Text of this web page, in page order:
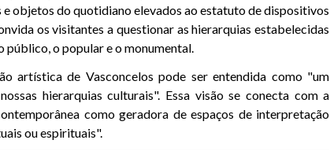
objetos do quotidiano elevados ao estatuto de dispositivos
os visitantes a questionar as hierarquias estabelecidas
público, o popular e o monumental.
artística de Vasconcelos pode ser entendida como "um
hierarquias culturais". Essa visão se conecta com a
como geradora de espaços de interpretação
ou espirituais".